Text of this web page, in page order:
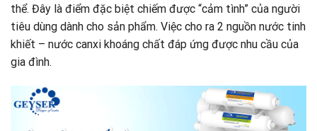
thể. Đây là điểm đặc biệt chiếm được “cảm tình” của người
tiêu dùng dành cho sản phẩm. Việc cho ra 2 nguồn nước tinh
khiết – nước canxi khoáng chất đáp ứng được nhu cầu của
gia đình.